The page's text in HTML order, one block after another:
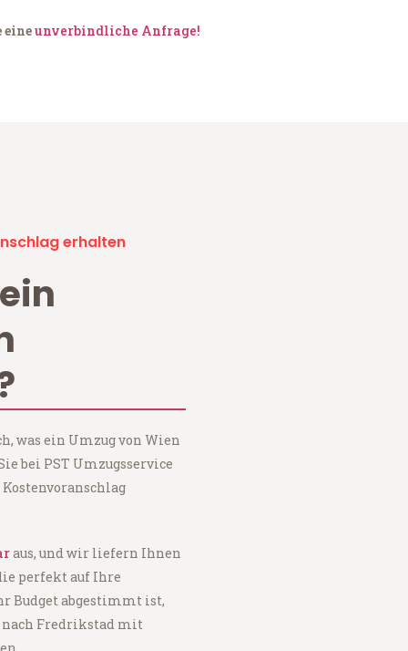
eineunverbindliche Anfrage!
erhalten
was ein Umzug von Wien
bei PST Umzugsservice
aus, und wir liefern Ihnen
perfekt auf Ihre
Budget abgestimmt ist,
nach Fredrikstad mit